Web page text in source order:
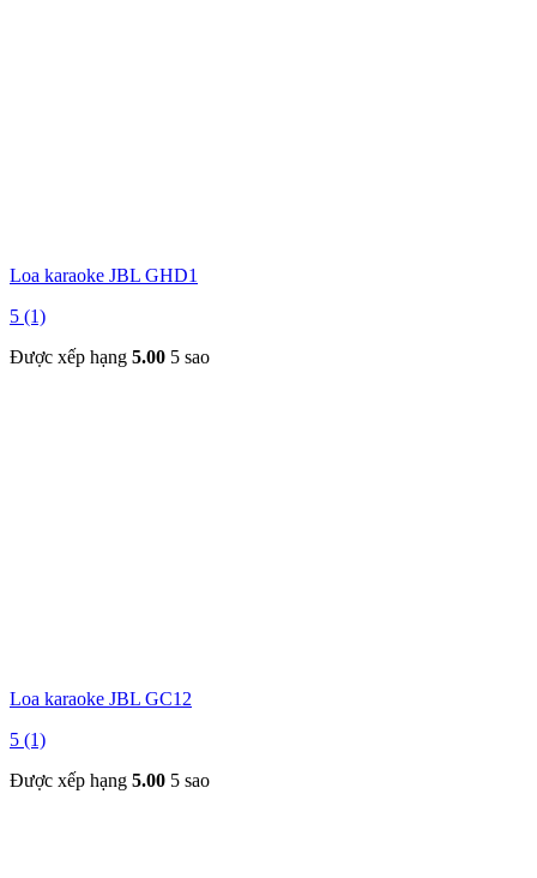
Loa karaoke JBL GHD1
5 (1)
Được xếp hạng 5.00 5 sao
Loa karaoke JBL GC12
5 (1)
Được xếp hạng 5.00 5 sao